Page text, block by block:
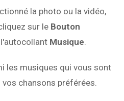
la photo ou la vidéo,
sur le Bouton
l'autocollant Musique.
les musiques qui vous sont
chansons préférées.